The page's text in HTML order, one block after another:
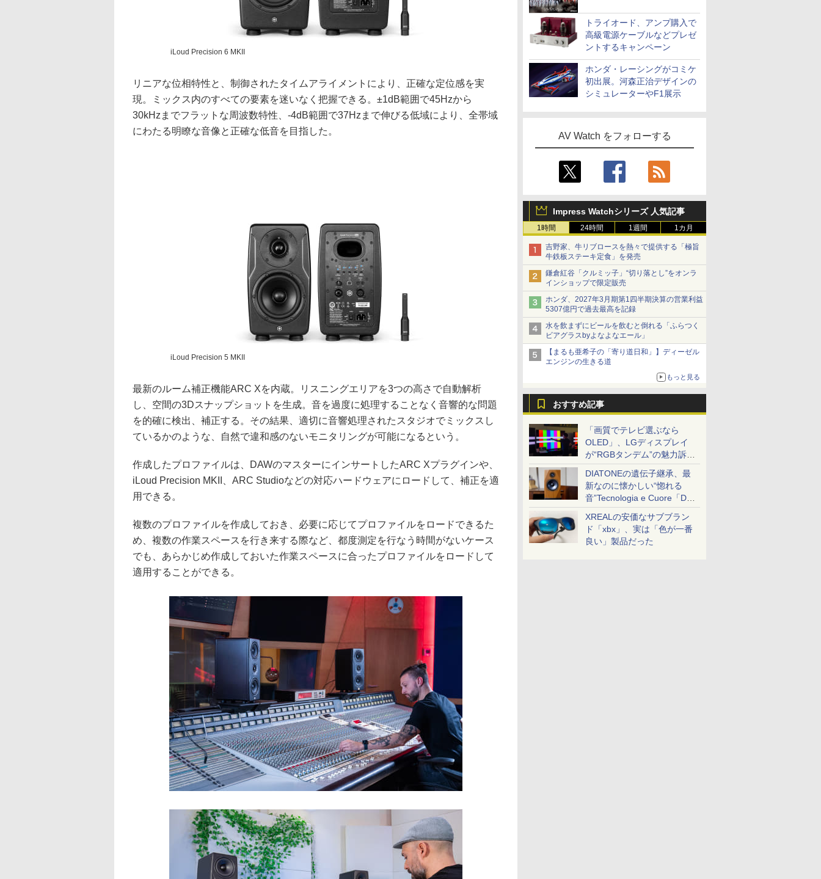
トライオード、アンプ購入で
高級電源ケーブルなどプレゼ
ントするキャンペーン
ホンダ・レーシングがコミケ
初出展。河森正治デザインの
シミュレーターやF1展示
AV Watch をフォローする
Impress Watchシリーズ 人気記事
1時間 24時間 1週間 1カ月
吉野家、牛リブロースを熱々で提供する「極旨
牛鉄板ステーキ定食」を発売
鎌倉紅谷「クルミッ子」“切り落とし”をオンラ
インショップで限定販売
ホンダ、2027年3月期第1四半期決算の営業利益
5307億円で過去最高を記録
水を飲まずにビールを飲むと倒れる「ふらつく
ビアグラスbyよなよなエール」
【まるも亜希子の「寄り道日和」】ディーゼル
エンジンの生きる道
もっと見る
おすすめ記事
「画質でテレビ選ぶなら
OLED」、LGディスプレイ
が“RGBタンデム”の魅力訴
求。液晶とのガチ比較も
DIATONEの遺伝子継承、最
新なのに懐かしい“惚れる
音”Tecnologia e Cuore「DS-
TC52B」を聴く
XREALの安価なサブブラン
ド「xbx」、実は「色が一番
良い」製品だった
iLoud Precision 6 MKII
リニアな位相特性と、制御されたタイムアライメントにより、正確な定位感を実
現。ミックス内のすべての要素を迷いなく把握できる。±1dB範囲で45Hzから
30kHzまでフラットな周波数特性、-4dB範囲で37Hzまで伸びる低域により、全帯域
にわたる明瞭な音像と正確な低音を目指した。
iLoud Precision 5 MKII
最新のルーム補正機能ARC Xを内蔵。リスニングエリアを3つの高さで自動解析
し、空間の3Dスナップショットを生成。音を過度に処理することなく音響的な問題
を的確に検出、補正する。その結果、適切に音響処理されたスタジオでミックスし
ているかのような、自然で違和感のないモニタリングが可能になるという。
作成したプロファイルは、DAWのマスターにインサートしたARC Xプラグインや、
iLoud Precision MKII、ARC Studioなどの対応ハードウェアにロードして、補正を適
用できる。
複数のプロファイルを作成しておき、必要に応じてプロファイルをロードできるた
め、複数の作業スペースを行き来する際など、都度測定を行なう時間がないケース
でも、あらかじめ作成しておいた作業スペースに合ったプロファイルをロードして
適用することができる。